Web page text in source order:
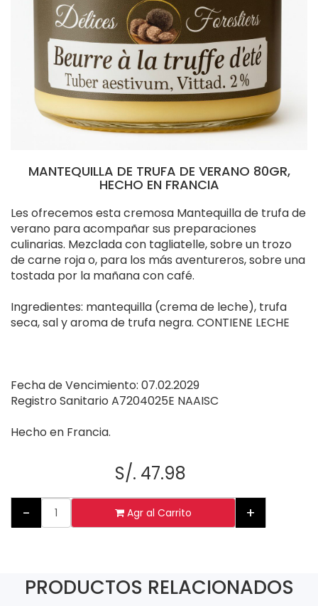
MANTEQUILLA DE TRUFA DE VERANO 80GR,
HECHO EN FRANCIA
Les ofrecemos esta cremosa Mantequilla de trufa de
verano para acompañar sus preparaciones
culinarias. Mezclada con tagliatelle, sobre un trozo
de carne roja o, para los más aventureros, sobre una
tostada por la mañana con café.
Ingredientes: mantequilla (crema de leche), trufa
seca, sal y aroma de trufa negra. CONTIENE LECHE
Fecha de Vencimiento: 07.02.2029
Registro Sanitario A7204025E NAAISC
Hecho en Francia.
S/. 47.98
- Agr al Carrito +
PRODUCTOS RELACIONADOS